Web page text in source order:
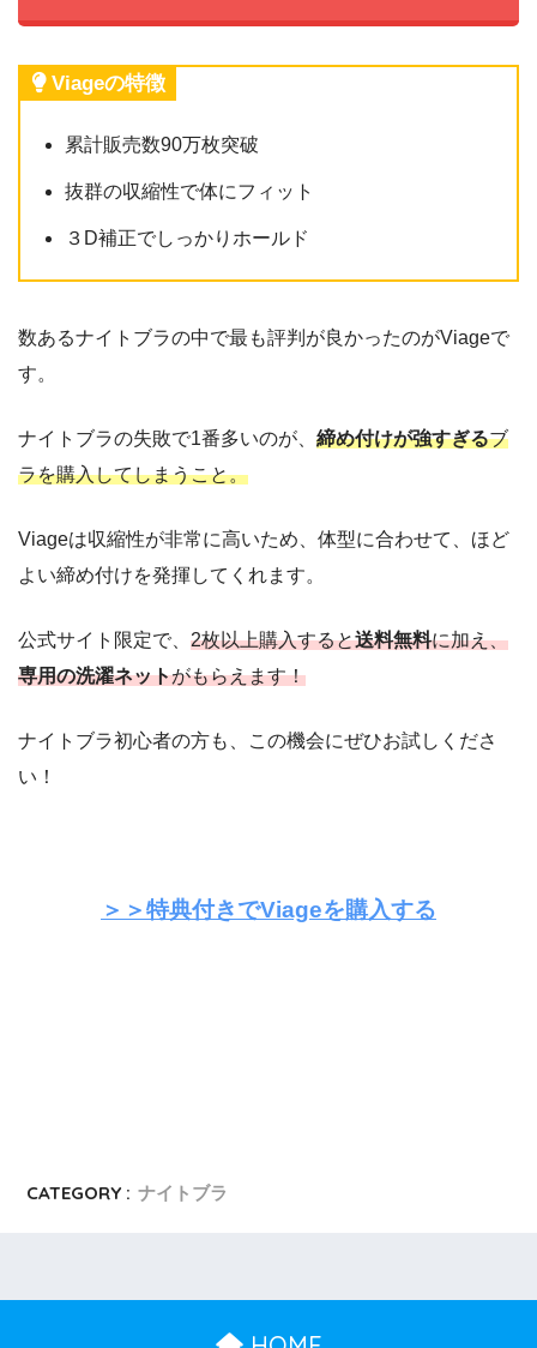
Viageの特徴
累計販売数90万枚突破
抜群の収縮性で体にフィット
３D補正でしっかりホールド
数あるナイトブラの中で最も評判が良かったのがViageで
す。
ナイトブラの失敗で1番多いのが、 締め付けが強すぎるブ
ラを購入してしまうこと。
Viageは収縮性が非常に高いため、体型に合わせて、ほど
よい締め付けを発揮してくれます。
公式サイト限定で、 2枚以上購入すると送料無料に加え、
専用の洗濯ネットがもらえます！
ナイトブラ初心者の方も、この機会にぜひお試しくださ
い！
＞＞特典付きでViageを購入する
CATEGORY : ナイトブラ